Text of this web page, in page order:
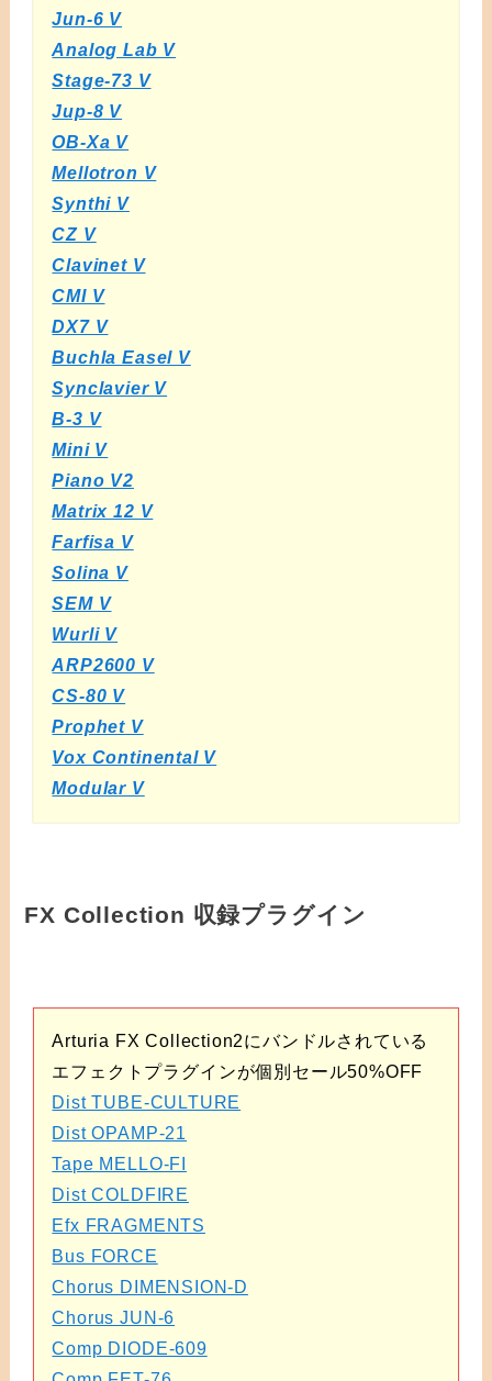
Jun-6 V
Analog Lab V
Stage-73 V
Jup-8 V
OB-Xa V
Mellotron V
Synthi V
CZ V
Clavinet V
CMI V
DX7 V
Buchla Easel V
Synclavier V
B-3 V
Mini V
Piano V2
Matrix 12 V
Farfisa V
Solina V
SEM V
Wurli V
ARP2600 V
CS-80 V
Prophet V
Vox Continental V
Modular V
FX Collection 収録プラグイン
Arturia FX Collection2にバンドルされている
エフェクトプラグインが個別セール50%OFF
Dist TUBE-CULTURE
Dist OPAMP-21
Tape MELLO-FI
Dist COLDFIRE
Efx FRAGMENTS
Bus FORCE
Chorus DIMENSION-D
Chorus JUN-6
Comp DIODE-609